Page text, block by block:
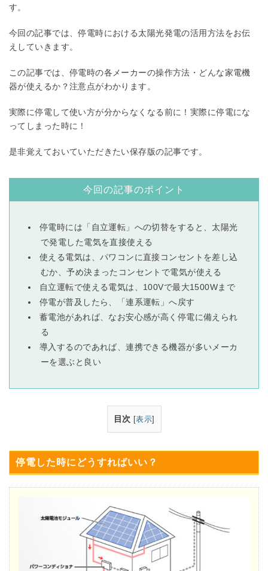
す。
今回の記事では、停電時における太陽光発電の活用方法をお伝
えしていきます。
この記事では、停電時の各メーカーの操作方法・どんな家電機
器が使えるか？注意点がわかります。
実際に停電して使い方が分からなくなる前に！実際に停電にな
ってしまった時に！
是非覚えておいていただきたい保存版の記事です。
今回の記事のポイント
停電時には「自立運転」への切替をすると、太陽光
で発電した電気を直接使える
使える電気は、パワコンに直接コンセントを差し込
むか、予め決まったコンセントで電気が使える
自立運転で使える電気は、100Vで最大1500Wまで
停電が普及したら、「連系運転」へ戻す
蓄電池があれば、なお安心感が高く停電に備えられ
る
導入するのであれば、連携できる機器が多いメーカ
ーを選ぶと良い
目次 [表示]
停電した時にどうすればいい？